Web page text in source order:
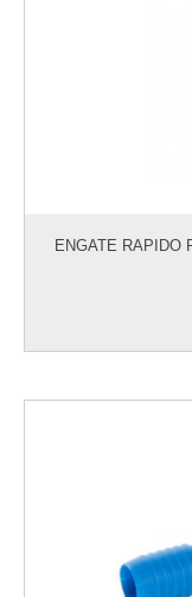
ENGATE RAPIDO